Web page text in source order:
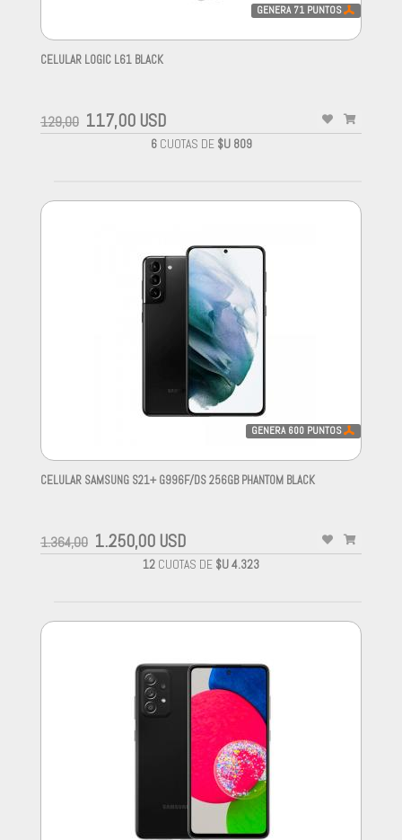
GENERA 71 PUNTOS
CELULAR LOGIC L61 BLACK
129,00 117,00 USD
6CUOTAS DE $U 809
GENERA 600 PUNTOS
CELULAR SAMSUNG S21+ G996F/DS 256GB PHANTOM BLACK
1.364,00 1.250,00 USD
12 CUOTAS DE $U 4.323